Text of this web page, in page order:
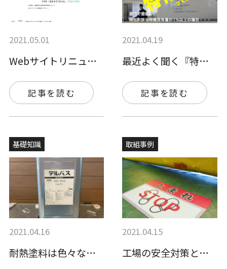
2021.05.01
Webサイトリニューアルのお知らせ
記事を読む
2021.04.19
最近よく聞く『特化則』って何？？ 何のた…
記事を読む
基礎知識
2021.04.16
耐熱塗料は色々な種類がある！おすすめの耐…
取組事例
2021.04.15
工場の安全対策として、安全標識シートを採…